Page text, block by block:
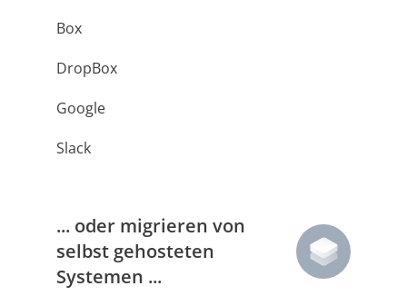
Box
DropBox
Google
Slack
... oder migrieren von
selbst gehosteten
Systemen ...